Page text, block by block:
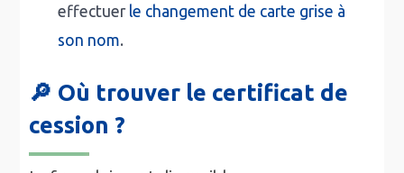
effectuer le changement de carte grise à
son nom.
🔎 Où trouver le certificat de
cession ?